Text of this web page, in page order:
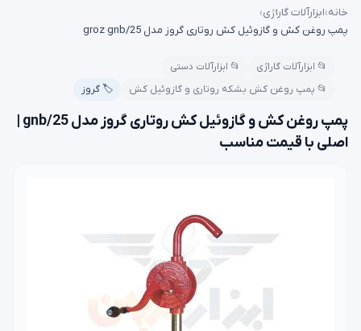
خانه›ابزارآلات گاراژی›
پمپ روغن کش و گازوئیل کش روتاری گروز مدل groz gnb/25
📂 ابزارآلات گاراژی
📂 ابزارآلات دستی
📂 پمپ روغن کش بشکه روتاری و گازوئیل کش
🏷️ گروز
اصلی با قیمت مناسب